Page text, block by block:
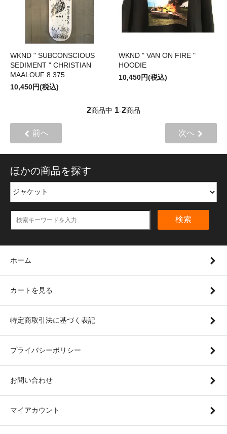
WKND " SUBCONSCIOUS
SEDIMENT " CHRISTIAN
MAALOUF 8.375
10,450円(税込)
WKND " VAN ON FIRE "
HOODIE
10,450円(税込)
2商品中 1-2商品
前へ 次へ
ほかの商品を探す
検索
ホーム
カートを見る
特定商取引法に基づく表記
プライバシーポリシー
お問い合わせ
マイアカウント